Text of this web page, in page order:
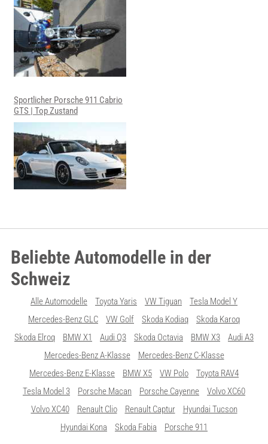
Sportlicher Porsche 911 Cabrio
GTS | Top Zustand
Beliebte Automodelle in der
Schweiz
Alle Automodelle Toyota Yaris VW Tiguan
Tesla Model Y
Mercedes-Benz GLC
VW Golf Skoda Kodiaq
Skoda Karoq
Skoda Elroq
BMW X1 Audi Q3 Skoda Octavia BMW X3
Audi A3
Mercedes-Benz A-Klasse
Mercedes-Benz C-Klasse
Mercedes-Benz E-Klasse
BMW X5 VW Polo
Toyota RAV4
Tesla Model 3
Porsche Macan Porsche Cayenne
Volvo XC60
Volvo XC40
Renault Clio Renault Captur
Hyundai Tucson
Hyundai Kona
Skoda Fabia Porsche 911